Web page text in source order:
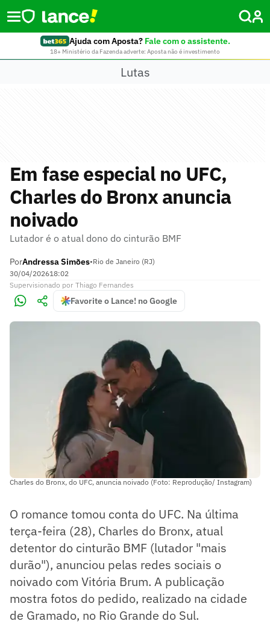
Ajuda com Aposta? Fale com o assistente.
18+ Ministério da Fazenda adverte: Aposta não é investimento
Lutas
Em fase especial no UFC,
Charles do Bronx anuncia
noivado
Lutador é o atual dono do cinturão BMF
PorAndressa Simões•Rio de Janeiro (RJ)
30/04/202618:02
Supervisionado por Thiago Fernandes
Favorite o Lance! no Google
Charles do Bronx, do UFC, anuncia noivado (Foto: Reprodução/ Instagram)
O romance tomou conta do UFC. Na última
terça-feira (28), Charles do Bronx, atual
detentor do cinturão BMF (lutador "mais
durão"), anunciou pelas redes sociais o
noivado com Vitória Brum. A publicação
mostra fotos do pedido, realizado na cidade
de Gramado, no Rio Grande do Sul.